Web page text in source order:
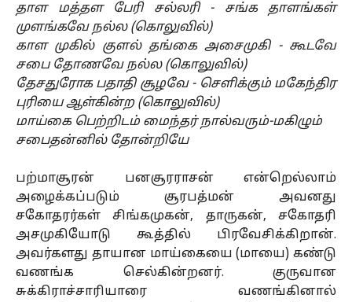
தாள மத்தள பேரி சல்லரி - சங்க தாளங்கள்
முளங்கவே நல்ல (கொலுவில்)
காள முகில் குளல் தங்கை அசைமுகி - கூடவே
சபை தோணவே நல்ல (கொலுவில்)
தேசதுரோக பதாதி சூழவே - செளிக்கும் மகேந்திர
புரியை ஆள்கின்ற (கொலுவில்)
மாய்கை பெற்றிடம் மைந்தர் நால்வரும்-மகிழும்
சபைதன்னில் தோன்றியே
பற்மாசூரன் பனசூரராசன் என்றெல்லாம்
அழைக்கப்படும் சூரபத்மன் அவனது
சகோதரர்கள் சிங்கமுகன், தாருகன், சகோதரி
அசமுகியோடு கூத்தில் பிரவேசிக்கிறான்.
அவர்களது தாயான மாய்கையை (மாயை) கண்டு
வணங்க செல்கின்றனர். குருவான
சுக்கிராச்சாரியாரை வணங்கினால்